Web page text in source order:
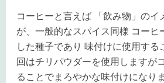
コーヒーと言えば 「飲み物」のイ
が、一般的なスパイス同様 コーヒ
した種子であり 味付けに使用する
回はチリパウダーを使用しますが
ることでまろやかな味付けになり